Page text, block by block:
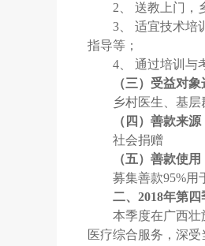
2、 送教上门，
3、 适宜技术培
指导等；
4、 通过培训与
（三）受益对
乡村医生、基层
（四）善款来源
社会捐赠
（五）善款使用
募集善款95%用
二、2018年第
本季度在广西壮
医疗综合服务，深受